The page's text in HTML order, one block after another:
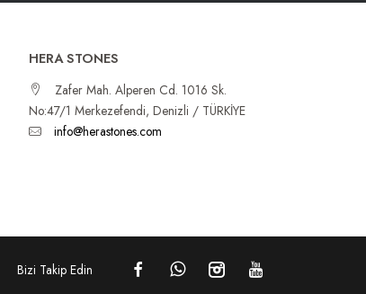
HERA STONES
Zafer Mah. Alperen Cd. 1016 Sk.
No:47/1 Merkezefendi, Denizli / TÜRKİYE
info@herastones.com
Bizi Takip Edin